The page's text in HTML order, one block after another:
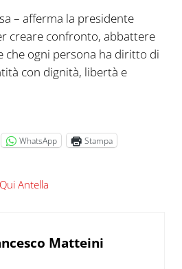
– afferma la presidente
creare confronto, abbattere
che ogni persona ha diritto di
con dignità, libertà e
WhatsApp Stampa
Qui Antella
Matteini